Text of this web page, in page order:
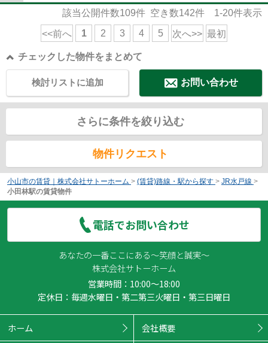
該当公開件数109件 空き数142件 1-20件表示
<<前へ 1 2 3 4 5 次へ>> 最初
チェックした物件をまとめて
お問い合わせ
検討リストに追加
さらに条件を絞り込む
物件リクエスト
小山市の賃貸｜株式会社サトーホーム > (賃貸)路線・駅から探す > JR水戸線 >
小田林駅の賃貸物件
電話でお問い合わせ
あなたの一番ここにある～笑顔と誠実～
株式会社サトーホーム
営業時間：10:00～18:00
定休日：毎週水曜日・第二第三火曜日・第三日曜日
ホーム 会社概要